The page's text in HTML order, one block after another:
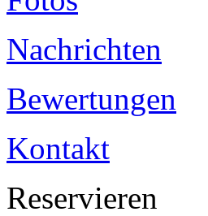
Nachrichten
Bewertungen
Kontakt
Reservieren